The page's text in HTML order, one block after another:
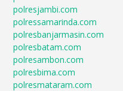
polresjambi.com
polressamarinda.com
polresbanjarmasin.com
polresbatam.com
polresambon.com
polresbima.com
polresmataram.com